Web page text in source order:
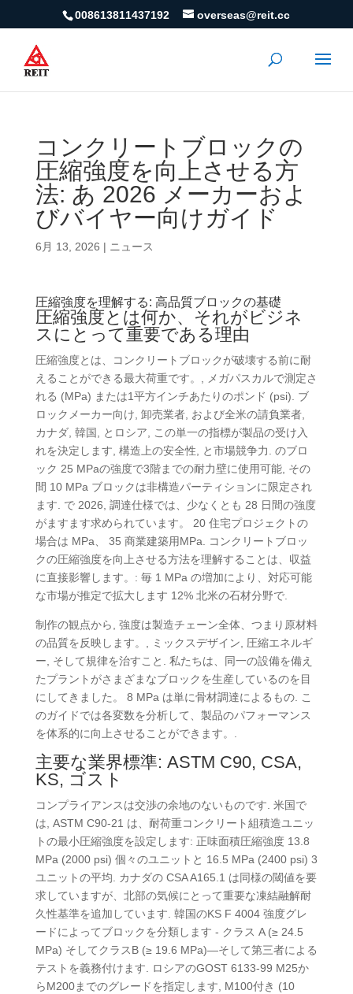
008613811437192 overseas@reit.cc
コンクリートブロックの
圧縮強度を向上させる方
法: あ 2026 メーカーおよ
びバイヤー向けガイド
6月 13, 2026 | ニュース
圧縮強度を理解する: 高品質ブロックの基礎
圧縮強度とは何か、それがビジネ
スにとって重要である理由
圧縮強度とは、コンクリートブロックが破壊する前に耐
えることができる最大荷重です。, メガパスカルで測定さ
れる (MPa) または1平方インチあたりのポンド (psi). ブ
ロックメーカー向け, 卸売業者, および全米の請負業者,
カナダ, 韓国, とロシア, この単一の指標が製品の受け入
れを決定します, 構造上の安全性, と市場競争力. のブロ
ック 25 MPaの強度で3階までの耐力壁に使用可能, その
間 10 MPa ブロックは非構造パーティションに限定され
ます. で 2026, 調達仕様では、少なくとも 28 日間の強度
がますます求められています。 20 住宅プロジェクトの
場合は MPa、 35 商業建築用MPa. コンクリートブロッ
クの圧縮強度を向上させる方法を理解することは、収益
に直接影響します。: 毎 1 MPa の増加により、対応可能
な市場が推定で拡大します 12% 北米の石材分野で.
制作の観点から, 強度は製造チェーン全体、つまり原材料
の品質を反映します。, ミックスデザイン, 圧縮エネルギ
ー, そして規律を治すこと. 私たちは、同一の設備を備え
たプラントがさまざまなブロックを生産しているのを目
にしてきました。 8 MPa は単に骨材調達によるもの. こ
のガイドでは各変数を分析して、製品のパフォーマンス
を体系的に向上させることができます。.
主要な業界標準: ASTM C90, CSA,
KS, ゴスト
コンプライアンスは交渉の余地のないものです. 米国で
は, ASTM C90-21 は、耐荷重コンクリート組積造ユニッ
トの最小圧縮強度を設定します: 正味面積圧縮強度 13.8
MPa (2000 psi) 個々のユニットと 16.5 MPa (2400 psi) 3
ユニットの平均. カナダの CSA A165.1 は同様の閾値を要
求していますが、北部の気候にとって重要な凍結融解耐
久性基準を追加しています. 韓国のKS F 4004 強度グレ
ードによってブロックを分類します - クラス A (≥ 24.5
MPa) そしてクラスB (≥ 19.6 MPa)—そして第三者による
テストを義務付けます. ロシアのGOST 6133-99 M25か
らM200までのグレードを指定します, M100付き (10